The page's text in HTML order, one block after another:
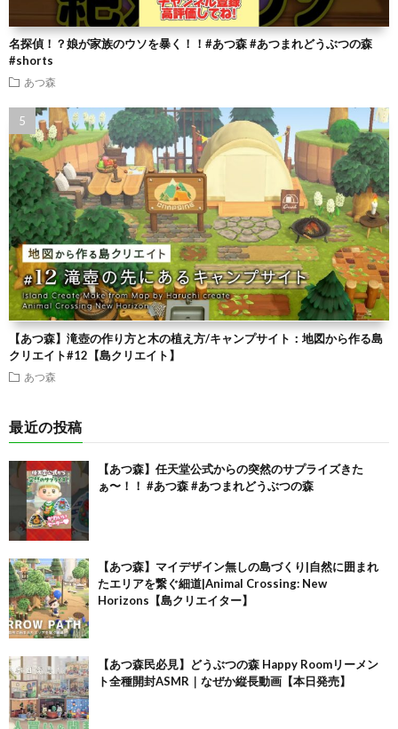
名探偵！？娘が家族のウソを暴く！！#あつ森 #あつまれどうぶつの森
#shorts
あつ森
【あつ森】滝壺の作り方と木の植え方/キャンプサイト：地図から作る島
クリエイト#12【島クリエイト】
あつ森
最近の投稿
【あつ森】任天堂公式からの突然のサプライズきた
ぁ〜！！ #あつ森 #あつまれどうぶつの森
【あつ森】マイデザイン無しの島づくり|自然に囲まれ
たエリアを繋ぐ細道|Animal Crossing: New
Horizons【島クリエイター】
【あつ森民必見】どうぶつの森 Happy Roomリーメン
ト全種開封ASMR｜なぜか縦長動画【本日発売】